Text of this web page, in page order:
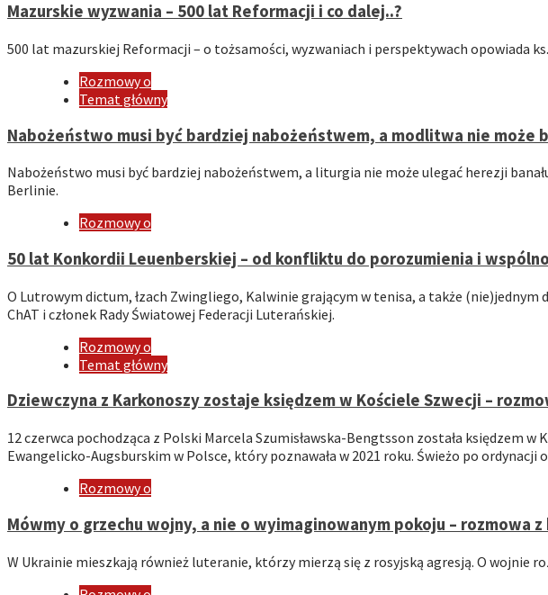
Mazurskie wyzwania – 500 lat Reformacji i co dalej..?
500 lat mazurskiej Reformacji – o tożsamości, wyzwaniach i perspektywach opowiada
Rozmowy o
Temat główny
Nabożeństwo musi być bardziej nabożeństwem, a modlitwa nie może
Nabożeństwo musi być bardziej nabożeństwem, a liturgia nie może ulegać herezji
Berlinie.
Rozmowy o
50 lat Konkordii Leuenberskiej – od konfliktu do porozumienia i
O Lutrowym dictum, łzach Zwingliego, Kalwinie grającym w tenisa, a także
ChAT i członek Rady Światowej Federacji Luterańskiej.
Rozmowy o
Temat główny
Dziewczyna z Karkonoszy zostaje księdzem w Kościele Szwecji –
12 czerwca pochodząca z Polski Marcela Szumisławska-Bengtsson została księdzem
Ewangelicko-Augsburskim w Polsce, który poznawała w 2021 roku. Świeżo po
Rozmowy o
Mówmy o grzechu wojny, a nie o wyimaginowanym pokoju – rozmowa
W Ukrainie mieszkają również luteranie, którzy mierzą się z rosyjską agresją. O wojnie